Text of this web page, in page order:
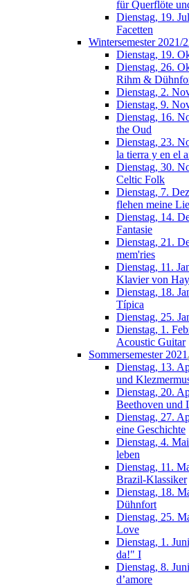
für Querflöte
Dienstag, 19.
Facetten
Wintersemester 2021/
Dienstag, 19.
Dienstag, 26.
Rihm &
Dienstag, 2.
Dienstag, 9.
Dienstag, 16.
the Oud
Dienstag, 23.
la tierra y en el
Dienstag, 30.
Celtic Folk
Dienstag, 7.
flehen meine
Dienstag, 14.
Fantasie
Dienstag, 21.
mem'ries
Dienstag, 11.
Klavier von
Dienstag, 18.
Típica
Dienstag, 25.
Dienstag, 1.
Acoustic Guitar
Sommersemester 2021
Dienstag, 13.
und
Dienstag, 20.
Beethoven und
Dienstag, 27.
eine Geschichte
Dienstag, 4.
leben
Dienstag, 11.
Brazil-Klassiker
Dienstag, 18.
Dühnfort
Dienstag, 25.
Love
Dienstag, 1.
da!" I
Dienstag, 8.
d’amore